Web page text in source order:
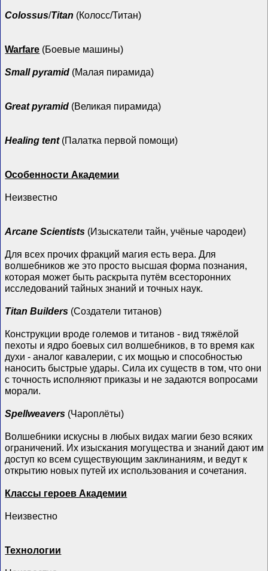
Colossus/Titan (Колосс/Титан)
Warfare (Боевые машины)
Small pyramid (Малая пирамида)
Great pyramid (Великая пирамида)
Healing tent(Палатка первой помощи)
Особенности Академии
Неизвестно
Arcane Scientists (Изыскатели тайн, учёные чародеи)
Для всех прочих фракций магия есть вера. Для
волшебников же это просто высшая форма познания,
которая может быть раскрыта путём всесторонних
исследований тайных знаний и точных наук.
Titan Builders (Создатели титанов)
Конструкции вроде големов и титанов - вид тяжёлой
пехоты и ядро боевых сил волшебников, в то время как
духи - аналог кавалерии, с их мощью и способностью
наносить быстрые удары. Сила их существ в том, что они
с точность исполняют приказы и не задаются вопросами
морали.
Spellweavers (Чароплёты)
Волшебники искусны в любых видах магии безо всяких
ограничений. Их изыскания могущества и знаний дают им
доступ ко всем существующим заклинаниям, и ведут к
открытию новых путей их использования и сочетания.
Классы героев Академии
Неизвестно
Технологии